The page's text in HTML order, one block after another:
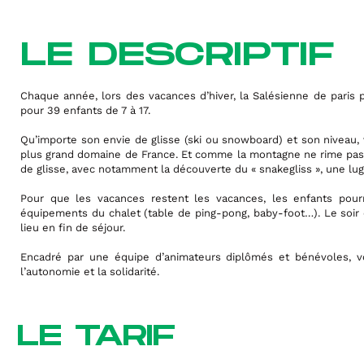
LE DESCRIPTIF
Chaque année, lors des vacances d’hiver, la Salésienne de
pour 39 enfants de 7 à 17.
Qu’importe son envie de glisse (ski ou snowboard) et son
plus grand domaine de France. Et comme la montagne ne rime
de glisse, avec notamment la découverte du « snakegliss », une
Pour que les vacances restent les vacances, les enfants
équipements du chalet (table de ping-pong, baby-foot…). Le
lieu en fin de séjour.
Encadré par une équipe d’animateurs diplômés et
l’autonomie et la solidarité.
LE TARIF